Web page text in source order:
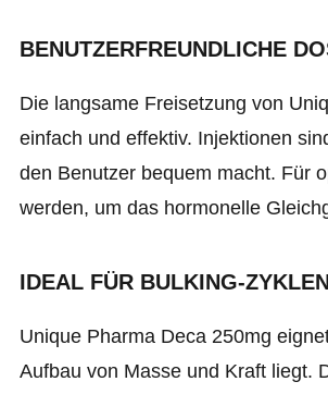
BENUTZERFREUNDLICHE
Die langsame Freisetzung von
einfach und effektiv. Injektionen
den Benutzer bequem macht. Für
werden, um das hormonelle
IDEAL FÜR BULKING-ZYKLEN
Unique Pharma Deca 250mg
Aufbau von Masse und Kraft liegt.